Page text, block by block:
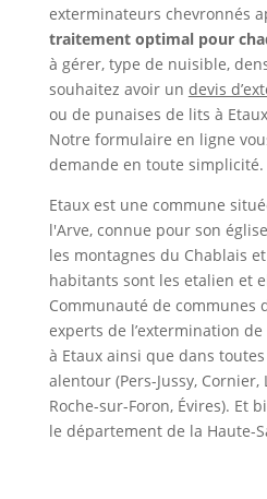
exterminateurs chevronnés
traitement optimal pour
à gérer, type de nuisible,
souhaitez avoir un devis
ou de punaises de lits à
Notre formulaire en ligne
demande en toute simplicité.
Etaux est une commune
l'Arve, connue pour son
les montagnes du Chablais
habitants sont les etalien et
Communauté de communes
experts de l’extermination
à Etaux ainsi que dans
alentour (Pers-Jussy,
Roche-sur-Foron, Évires). Et
le département de la Haute-